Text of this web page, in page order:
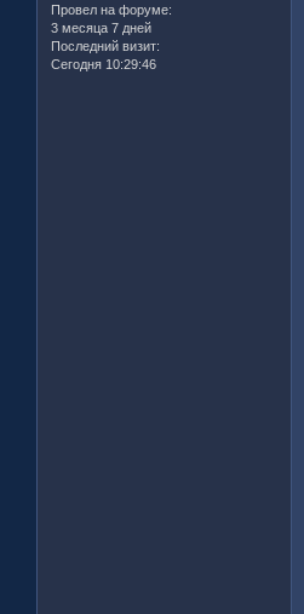
Провел на форуме:
3 месяца 7 дней
Последний визит:
Сегодня 10:29:46